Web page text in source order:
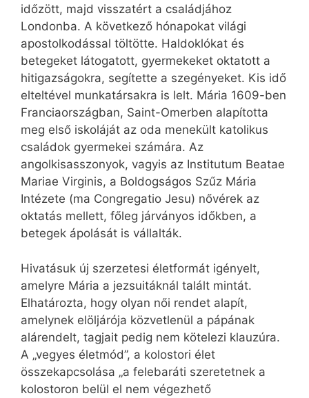
időzött, majd visszatért a családjához
Londonba. A következő hónapokat világi
apostolkodással töltötte. Haldoklókat és
betegeket látogatott, gyermekeket oktatott a
hitigazságokra, segítette a szegényeket. Kis idő
elteltével munkatársakra is lelt. Mária 1609-ben
Franciaországban, Saint-Omerben alapította
meg első iskoláját az oda menekült katolikus
családok gyermekei számára. Az
angolkisasszonyok, vagyis az Institutum Beatae
Mariae Virginis, a Boldogságos Szűz Mária
Intézete (ma Congregatio Jesu) nővérek az
oktatás mellett, főleg járványos időkben, a
betegek ápolását is vállalták.
Hivatásuk új szerzetesi életformát igényelt,
amelyre Mária a jezsuitáknál talált mintát.
Elhatározta, hogy olyan női rendet alapít,
amelynek elöljárója közvetlenül a pápának
alárendelt, tagjait pedig nem kötelezi klauzúra.
A „vegyes életmód”, a kolostori élet
összekapcsolása „a felebaráti szeretetnek a
kolostoron belül el nem végezhető